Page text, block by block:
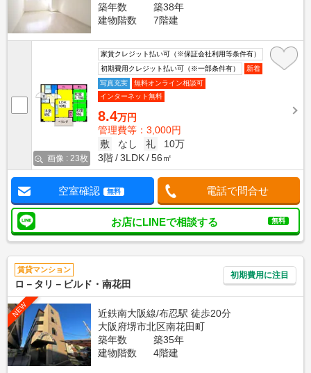
築年数
築38年
建物階数
7階建
画像 : 23枚
家賃クレジット払い可（※保証会社利用等条件有）
初期費用クレジット払い可（※一部条件有）
新着
写真充実
無料オンライン相談可
インターネット無料
8.4万円
管理費等：3,000円
敷
なし 礼
10万
3階
3LDK 56㎡
空室確認 無料 電話で問合せ
お店にLINEで相談する 無料
賃貸マンション
ロ－タリ－ビルド・南花田
初期費用に注目
NEW
近鉄南大阪線/布忍駅 徒歩20分
大阪府堺市北区南花田町
築年数
築35年
建物階数
4階建